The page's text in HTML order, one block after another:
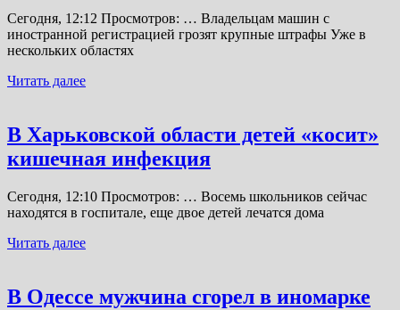
Сегодня, 12:12 Просмотров: … Владельцам машин с
иностранной регистрацией грозят крупные штрафы Уже в
нескольких областях
Читать далее
В Харьковской области детей «косит»
кишечная инфекция
Сегодня, 12:10 Просмотров: … Восемь школьников сейчас
находятся в госпитале, еще двое детей лечатся дома
Читать далее
В Одессе мужчина сгорел в иномарке